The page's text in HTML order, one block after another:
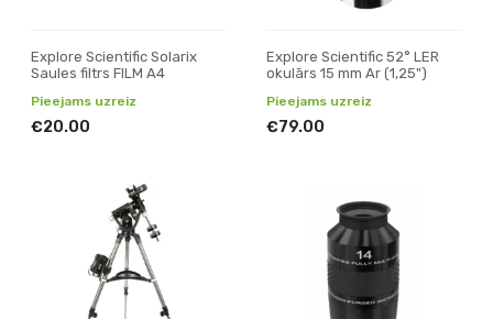
Explore Scientific Solarix
Saules filtrs FILM A4
Pieejams uzreiz
€20.00
Explore Scientific 52° LER
okulārs 15 mm Ar (1,25")
Pieejams uzreiz
€79.00